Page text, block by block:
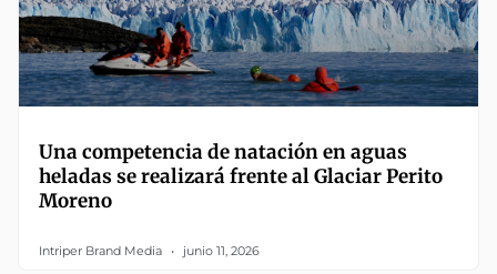
Una competencia de natación en aguas
heladas se realizará frente al Glaciar Perito
Moreno
Intriper Brand Media junio 11, 2026